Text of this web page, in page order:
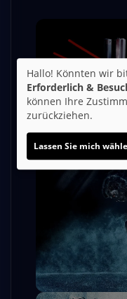
Hallo! Könnten wir
Erforderlich &
können Ihre
zurückziehen.
Lassen Sie mich